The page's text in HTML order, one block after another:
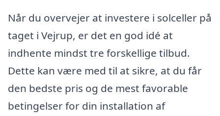
Når du overvejer at investere i solceller på
taget i Vejrup, er det en god idé at
indhente mindst tre forskellige tilbud.
Dette kan være med til at sikre, at du får
den bedste pris og de mest favorable
betingelser for din installation af